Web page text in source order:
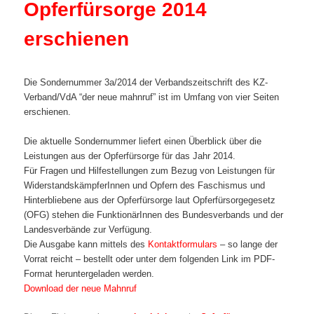
Opferfürsorge 2014
erschienen
Die Sondernummer 3a/2014 der Verbandszeitschrift des KZ-
Verband/VdA “der neue mahnruf” ist im Umfang von vier Seiten
erschienen.
Die aktuelle Sondernummer liefert einen Überblick über die
Leistungen aus der Opferfürsorge für das Jahr 2014.
Für Fragen und Hilfestellungen zum Bezug von Leistungen für
WiderstandskämpferInnen und Opfern des Faschismus und
Hinterbliebene aus der Opferfürsorge laut Opferfürsorgegesetz
(OFG) stehen die FunktionärInnen des Bundesverbands und der
Landesverbände zur Verfügung.
Die Ausgabe kann mittels des Kontaktformulars – so lange der
Vorrat reicht – bestellt oder unter dem folgenden Link im PDF-
Format heruntergeladen werden.
Download der neue Mahnruf